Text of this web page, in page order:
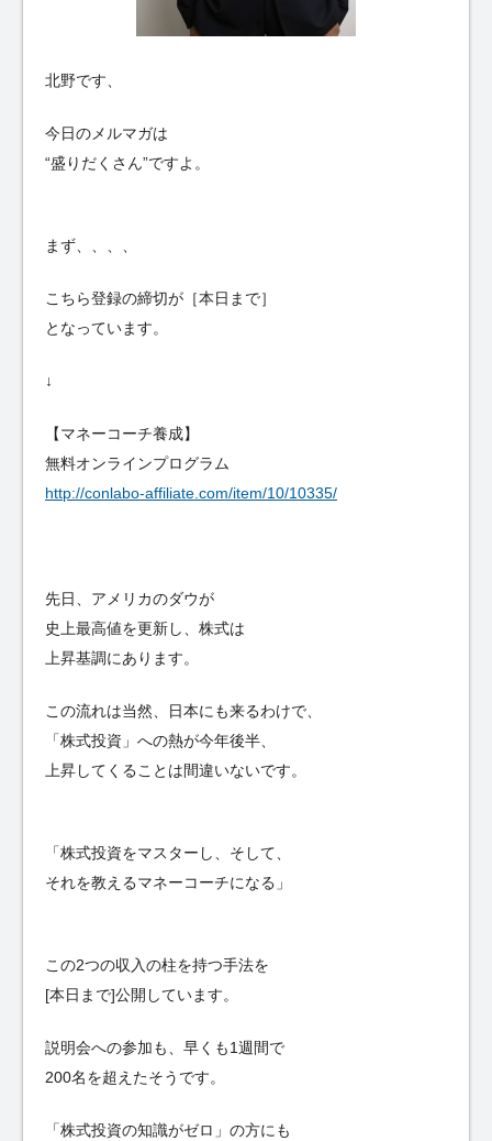
北野です、
今日のメルマガは
“盛りだくさん”ですよ。
まず、、、、
こちら登録の締切が［本日まで］
となっています。
↓
【マネーコーチ養成】
無料オンラインプログラム
http://conlabo-affiliate.com/item/10/10335/
先日、アメリカのダウが
史上最高値を更新し、株式は
上昇基調にあります。
この流れは当然、日本にも来るわけで、
「株式投資」への熱が今年後半、
上昇してくることは間違いないです。
「株式投資をマスターし、そして、
それを教えるマネーコーチになる」
この2つの収入の柱を持つ手法を
[本日まで]公開しています。
説明会への参加も、早くも1週間で
200名を超えたそうです。
「株式投資の知識がゼロ」の方にも